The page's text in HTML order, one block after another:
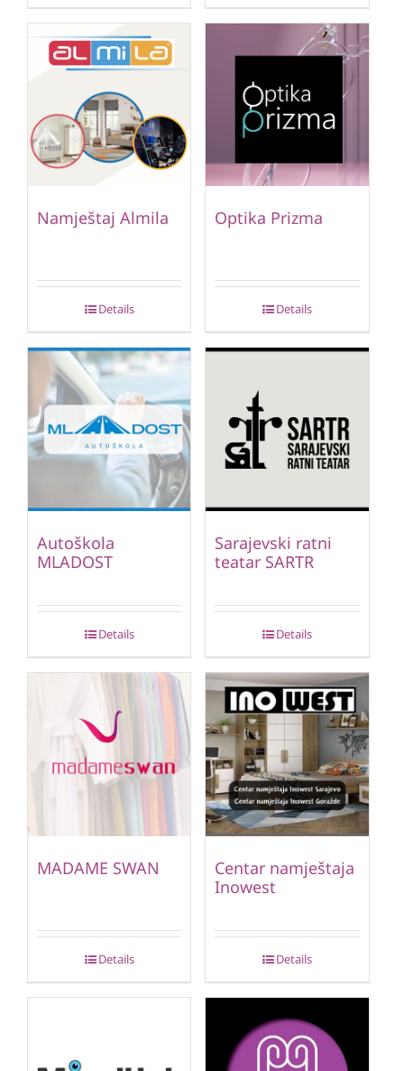
Namještaj Almila
Details
Optika Prizma
Details
Autoškola
MLADOST
Details
Sarajevski ratni
teatar SARTR
Details
MADAME SWAN
Details
Centar namještaja
Inowest
Details